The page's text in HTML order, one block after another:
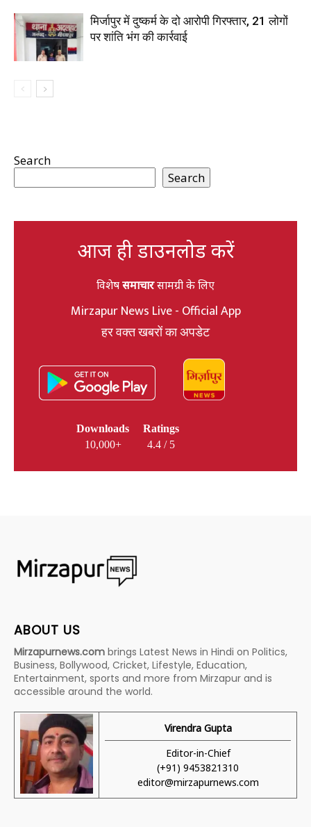
मिर्जापुर में दुष्कर्म के दो आरोपी गिरफ्तार, 21 लोगों
पर शांति भंग की कार्रवाई
Search
Search
आज ही डाउनलोड करें
विशेषसमाचारसामग्री के लिए
Mirzapur News Live - Official App
हर वक्त खबरों का अपडेट
Downloads
10,000+
Ratings
4.4 / 5
ABOUT US
Mirzapurnews.com brings Latest News in Hindi on Politics,
Business, Bollywood, Cricket, Lifestyle, Education,
Entertainment, sports and more from Mirzapur and is
accessible around the world.
Virendra Gupta
Editor-in-Chief
(+91) 9453821310
editor@mirzapurnews.com